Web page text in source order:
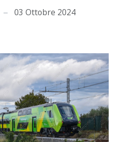
03 Ottobre 2024